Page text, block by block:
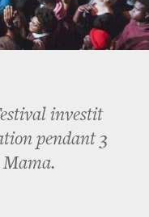
investit
pendant 3